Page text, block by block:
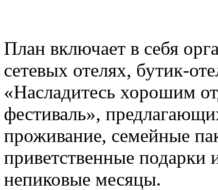
План включает в себя
сетевых отелях, бутик-
«Насладитесь хорошим
фестиваль»,
проживание, семейные
приветственные подарки
непиковые месяцы.